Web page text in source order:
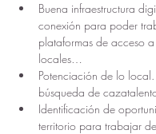
Buena infraestructura
conexión para poder
plataformas de acceso
locales…
Potenciación de lo
búsqueda de
Identificación de
territorio para trabajar